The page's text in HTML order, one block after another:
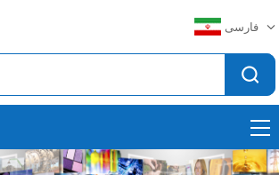
فارسی